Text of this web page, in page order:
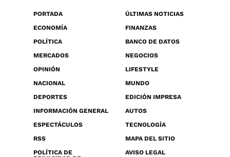
PORTADA
ÚLTIMAS NOTICIAS
ECONOMÍA
FINANZAS
POLÍTICA
BANCO DE DATOS
MERCADOS
NEGOCIOS
OPINIÓN
LIFESTYLE
NACIONAL
MUNDO
DEPORTES
EDICIÓN IMPRESA
INFORMACIÓN GENERAL
AUTOS
ESPECTÁCULOS
TECNOLOGÍA
RSS
MAPA DEL SITIO
POLÍTICA DE
AVISO LEGAL